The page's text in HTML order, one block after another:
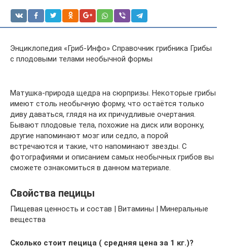
Энциклопедия «Гриб-Инфо» Справочник грибника Грибы
с плодовыми телами необычной формы
Матушка-природа щедра на сюрпризы. Некоторые грибы
имеют столь необычную форму, что остаётся только
диву даваться, глядя на их причудливые очертания.
Бывают плодовые тела, похожие на диск или воронку,
другие напоминают мозг или седло, а порой
встречаются и такие, что напоминают звезды. С
фотографиями и описанием самых необычных грибов вы
сможете ознакомиться в данном материале.
Свойства пецицы
Пищевая ценность и состав | Витамины | Минеральные
вещества
Сколько стоит пецица ( средняя цена за 1 кг.)?